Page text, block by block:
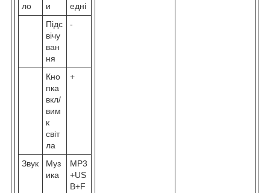
ло
и
едні
Підс
вічу
ван
ня
-
Кно
пка
вкл/
вим
к
світ
ла
+
Звук
Муз
ика
MP3
+US
B+F